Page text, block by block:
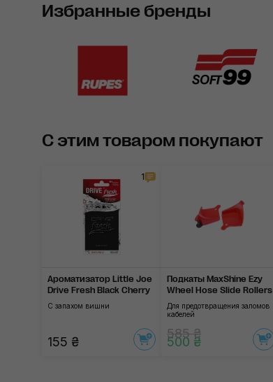
Избранные бренды
С этим товаром покупают
1
Ароматизатор Little Joe
Drive Fresh Black Cherry
С запахом вишни
155 ₴
Подкаты MaxShine Ezy
Wheel Hose Slide Rollers
Для предотвращения заломов
кабелей
585 ₴
500 ₴